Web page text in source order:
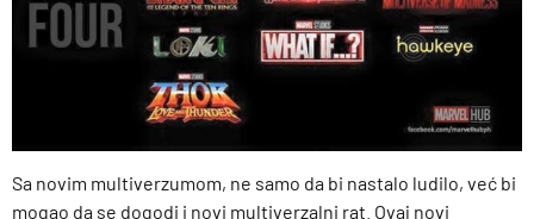
Sa novim multiverzumom, ne samo da bi nastalo ludilo, već bi
mogao da se dogodi i novi multiverzalni rat. Ovaj novi